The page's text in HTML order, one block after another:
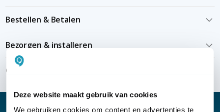
Deze website maakt gebruik van cookies
We gebruiken cookies om content en advertenties te
Bestellen & Betalen
Bezorgen & installeren
Over KommaGo